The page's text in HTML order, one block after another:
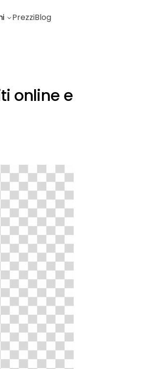
PrezziBlog
online e